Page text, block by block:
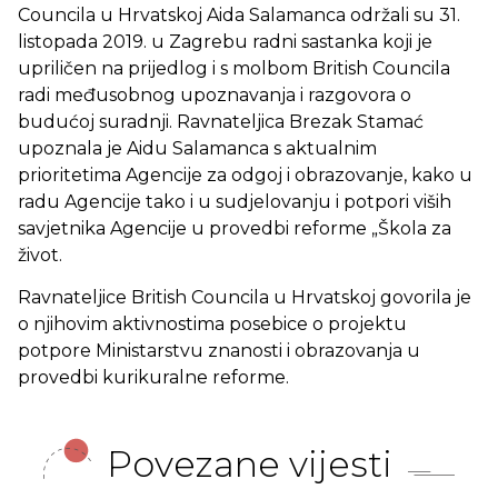
Councila u Hrvatskoj Aida Salamanca održali su 31.
listopada 2019. u Zagrebu radni sastanka koji je
upriličen na prijedlog i s molbom British Councila
radi međusobnog upoznavanja i razgovora o
budućoj suradnji. Ravnateljica Brezak Stamać
upoznala je Aidu Salamanca s aktualnim
prioritetima Agencije za odgoj i obrazovanje, kako u
radu Agencije tako i u sudjelovanju i potpori viših
savjetnika Agencije u provedbi reforme „Škola za
život.
Ravnateljice British Councila u Hrvatskoj govorila je
o njihovim aktivnostima posebice o projektu
potpore Ministarstvu znanosti i obrazovanja u
provedbi kurikuralne reforme.
Povezane vijesti